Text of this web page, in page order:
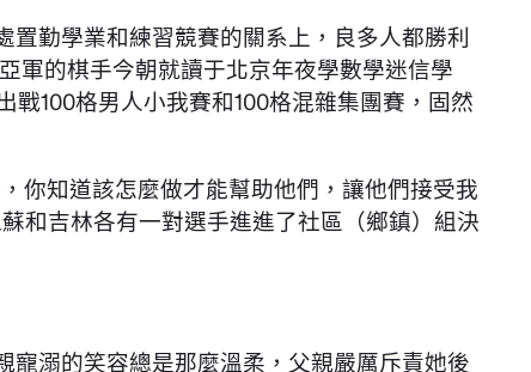
勤學業和練習競賽的關系上，良多人都勝利
軍的棋手今朝就讀于北京年夜學數學迷信學
100格男人小我賽和100格混雜集團賽，固然
你知道該怎麼做才能幫助他們，讓他們接受我
和吉林各有一對選手進進了社區（鄉鎮）組決
溺的笑容總是那麼溫柔，父親嚴厲斥責她後